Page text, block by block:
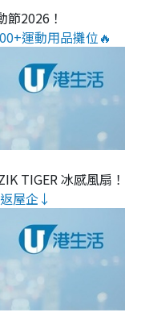
節2026！
運動用品攤位🔥
TIGER 冰感風扇！
屋企↓